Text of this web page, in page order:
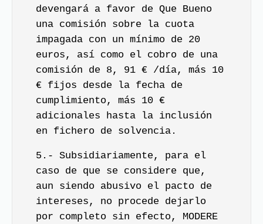
devengará a favor de Que Bueno
una comisión sobre la cuota
impagada con un mínimo de 20
euros, así como el cobro de una
comisión de 8, 91 € /día, más 10
€ fijos desde la fecha de
cumplimiento, más 10 €
adicionales hasta la inclusión
en fichero de solvencia.
5.- Subsidiariamente, para el
caso de que se considere que,
aun siendo abusivo el pacto de
intereses, no procede dejarlo
por completo sin efecto, MODERE